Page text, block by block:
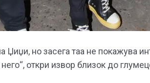
но засега таа не покажува
откри извор близок до